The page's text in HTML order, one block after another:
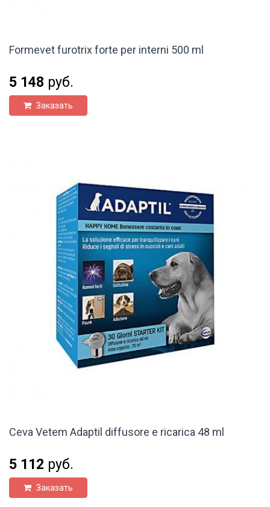
Formevet furotrix forte per interni 500 ml
5 148 руб.
Заказать
Ceva Vetem Adaptil diffusore e ricarica 48 ml
5 112 руб.
Заказать